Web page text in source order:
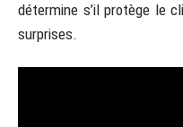
détermine s’il protège le
surprises.